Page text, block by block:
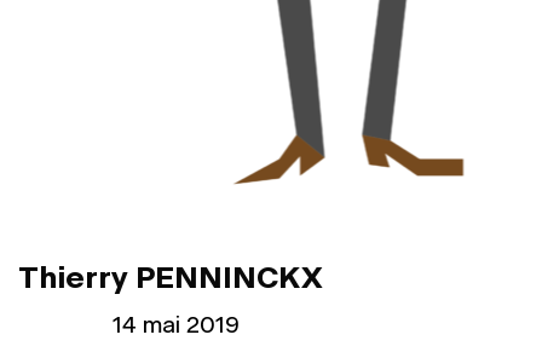
Thierry PENNINCKX
14 mai 2019